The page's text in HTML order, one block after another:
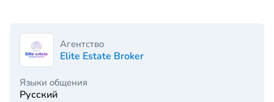
Агентство
Elite Estate Broker
Языки общения
Русский